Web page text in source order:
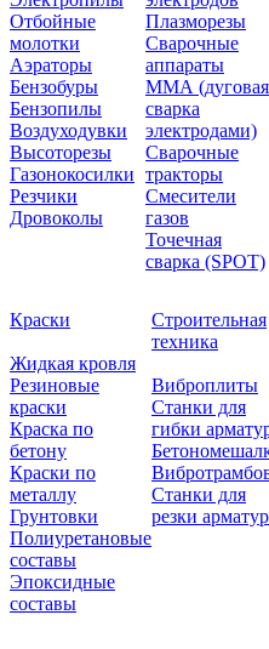
Отбойные
молотки
Аэраторы
Бензобуры
Бензопилы
Воздуходувки
Высоторезы
Газонокосилки
Резчики
Дровоколы
Плазморезы
Сварочные
аппараты
ММА (дуговая
сварка
электродами)
Сварочные
тракторы
Смесители
газов
Точечная
сварка (SPOT)
Краски
Жидкая кровля
Резиновые
краски
Краска по
бетону
Краски по
металлу
Грунтовки
Полиуретановые
составы
Эпоксидные
составы
Строительная
техника
Виброплиты
Станки для
гибки
Станки для
резки